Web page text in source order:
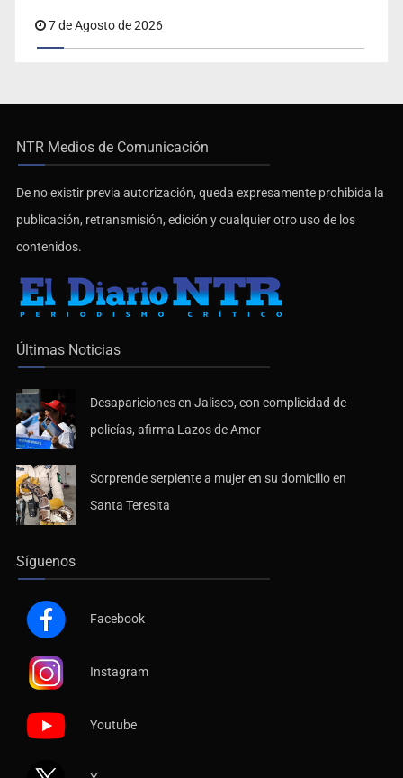
7 de Agosto de 2026
NTR Medios de Comunicación
De no existir previa autorización, queda expresamente prohibida la
publicación, retransmisión, edición y cualquier otro uso de los
contenidos.
Últimas Noticias
Desapariciones en Jalisco, con complicidad de
policías, afirma Lazos de Amor
Sorprende serpiente a mujer en su domicilio en
Santa Teresita
Síguenos
Facebook
Instagram
Youtube